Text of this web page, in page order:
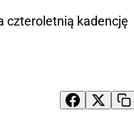
czteroletnią kadencję